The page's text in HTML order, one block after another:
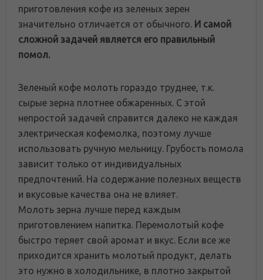
приготовления кофе из зеленых зерен
значительно отличается от обычного. И самой
сложной задачей является его правильный
помол.
Зеленый кофе молоть гораздо труднее, т.к.
сырые зерна плотнее обжаренных. С этой
непростой задачей справится далеко не каждая
электрическая кофемолка, поэтому лучше
использовать ручную мельницу. Грубость помола
зависит только от индивидуальных
предпочтений. На содержание полезных веществ
и вкусовые качества она не влияет.
Молоть зерна лучше перед каждым
приготовлением напитка. Перемолотый кофе
быстро теряет свой аромат и вкус. Если все же
приходится хранить молотый продукт, делать
это нужно в холодильнике, в плотно закрытой